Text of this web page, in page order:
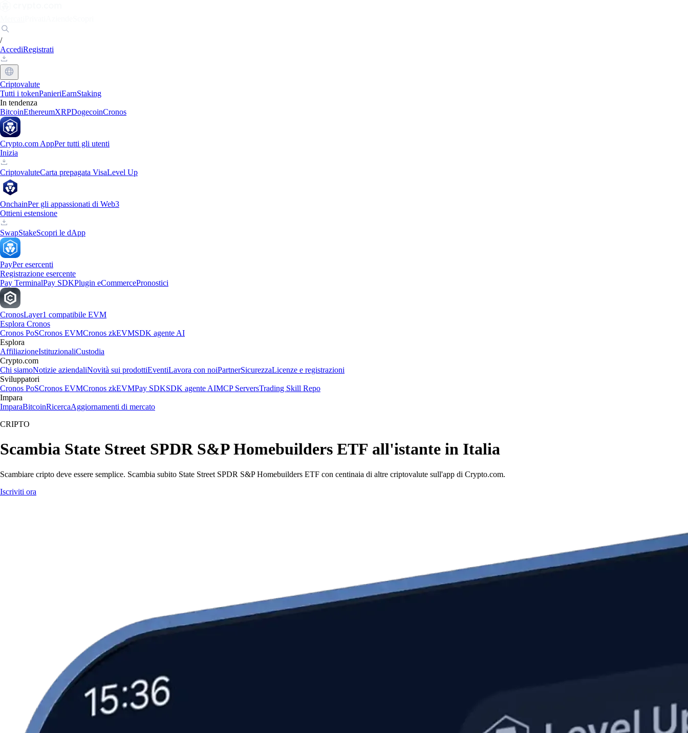
/
AccediRegistrati
Criptovalute
Tutti i tokenPanieriEarnStaking
In tendenza
BitcoinEthereumXRPDogecoinCronos
Crypto.com AppPer tutti gli utenti
Inizia
CriptovaluteCarta prepagata VisaLevel Up
OnchainPer gli appassionati di Web3
Ottieni estensione
SwapStakeScopri le dApp
PayPer esercenti
Registrazione esercente
Pay TerminalPay SDKPlugin eCommercePronostici
CronosLayer1 compatibile EVM
Esplora Cronos
Cronos PoSCronos EVMCronos zkEVMSDK agente AI
Esplora
AffiliazioneIstituzionaliCustodia
Crypto.com
Chi siamoNotizie aziendaliNovità sui prodottiEventiLavora con noiPartnerSicurezzaLicenze e registrazioni
Sviluppatori
Cronos PoSCronos EVMCronos zkEVMPay SDKSDK agente AIMCP ServersTrading Skill Repo
Impara
ImparaBitcoinRicercaAggiornamenti di mercato
CRIPTO
Scambia State Street SPDR S&P Homebuilders ETF all'istante in Italia
Scambiare cripto deve essere semplice. Scambia subito State Street SPDR S&P Homebuilders ETF con centinaia di altre criptovalute sull'app di Crypto.com.
Iscriviti ora